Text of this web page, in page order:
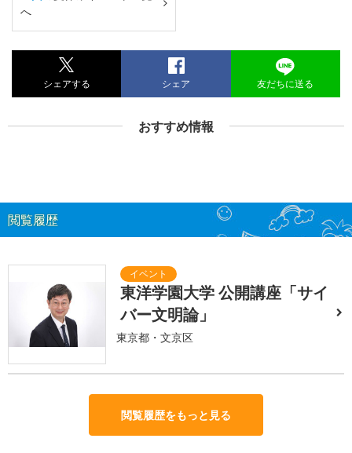
へ
シェアする シェア 友だちに送る
おすすめ情報
閲覧履歴
東洋学園大学 公開講座「サイ
バー文明論」
東京都・文京区
閲覧履歴をもっと見る